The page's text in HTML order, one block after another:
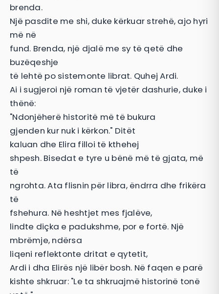
brenda.
Një pasdite me shi, duke kërkuar strehë, ajo hyri
më në
fund. Brenda, një djalë me sy të qetë dhe
buzëqeshje
të lehtë po sistemonte librat. Quhej Ardi.
Ai i sugjeroi një roman të vjetër dashurie, duke i
thënë:
"Ndonjëherë historitë më të bukura
gjenden kur nuk i kërkon." Ditët
kaluan dhe Elira filloi të kthehej
shpesh. Bisedat e tyre u bënë më të gjata, më
të
ngrohta. Ata flisnin për libra, ëndrra dhe frikëra
të
fshehura. Në heshtjet mes fjalëve,
lindte diçka e padukshme, por e fortë. Një
mbrëmje, ndërsa
liqeni reflektonte dritat e qytetit,
Ardi i dha Elirës një libër bosh. Në faqen e parë
kishte shkruar: "Le ta shkruajmë historinë tonë